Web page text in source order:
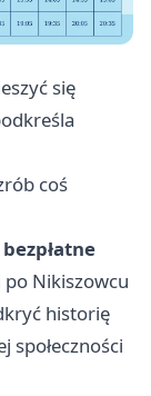
się
coś
bezpłatne
po Nikiszowcu
historię
społeczności